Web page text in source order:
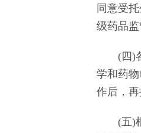
同意受
级药品
(四)各
学和药
作后，
(五)根